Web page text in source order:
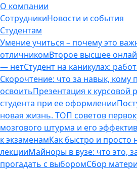
О компании
СотрудникиНовости и события
Студентам
Умение учиться – почему это
отличникомВторое высшее
— нетСтудент на каникулах:
Скорочтение: что за навык, кому
освоитьПрезентация к курсовой
студента при ее оформлении
новая жизнь. ТОП советов
мозгового штурма и его
к экзаменамКак быстро и просто
лекцииМайноры в вузе: что это,
прогадать с выборомСбор